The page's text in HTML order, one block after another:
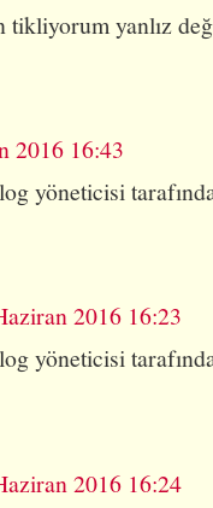
tikliyorum yanlız
2016 16:43
yöneticisi
2016 16:23
yöneticisi
2016 16:24